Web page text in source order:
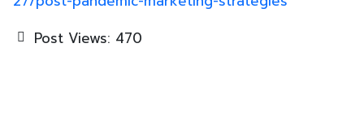
Post Views: 470